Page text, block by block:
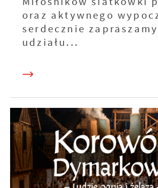
oraz aktywnego
serdecznie
udziału...